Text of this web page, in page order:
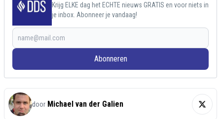
Krijg ELKE dag het ECHTE nieuws GRATIS en voor niets in
je inbox. Abonneer je vandaag!
Abonneren
door Michael van der Galien